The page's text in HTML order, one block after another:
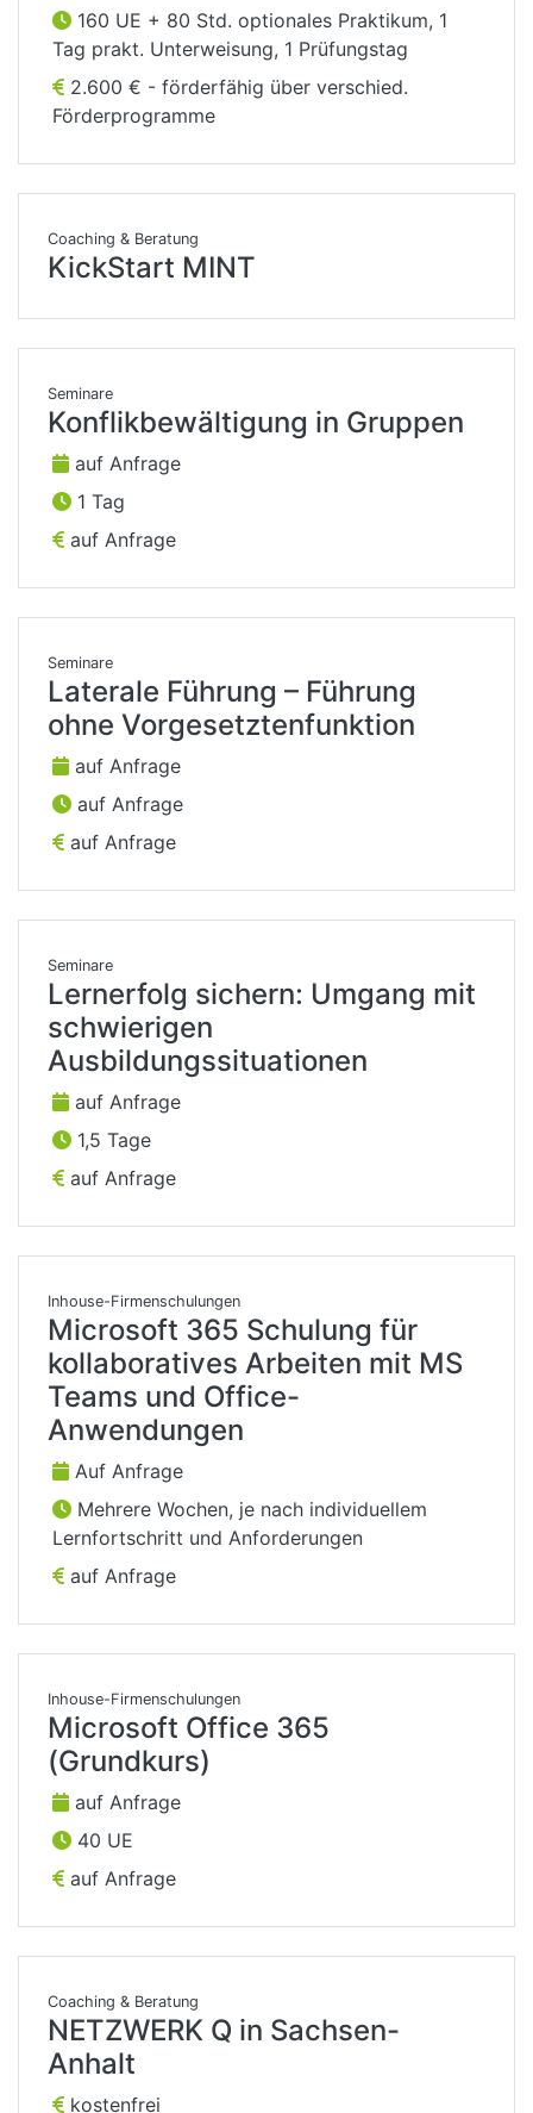
160 UE + 80 Std. optionales Praktikum, 1
Tag prakt. Unterweisung, 1 Prüfungstag
2.600 € - förderfähig über verschied.
Förderprogramme
Coaching & Beratung
KickStart MINT
Seminare
Konflikbewältigung in Gruppen
auf Anfrage
1 Tag
auf Anfrage
Seminare
Laterale Führung – Führung
ohne Vorgesetztenfunktion
auf Anfrage
auf Anfrage
auf Anfrage
Seminare
Lernerfolg sichern: Umgang mit
schwierigen
Ausbildungssituationen
auf Anfrage
1,5 Tage
auf Anfrage
Inhouse-Firmenschulungen
Microsoft 365 Schulung für
kollaboratives Arbeiten mit MS
Teams und Office-
Anwendungen
Auf Anfrage
Mehrere Wochen, je nach individuellem
Lernfortschritt und Anforderungen
auf Anfrage
Inhouse-Firmenschulungen
Microsoft Office 365
(Grundkurs)
auf Anfrage
40 UE
auf Anfrage
Coaching & Beratung
NETZWERK Q in Sachsen-
Anhalt
kostenfrei